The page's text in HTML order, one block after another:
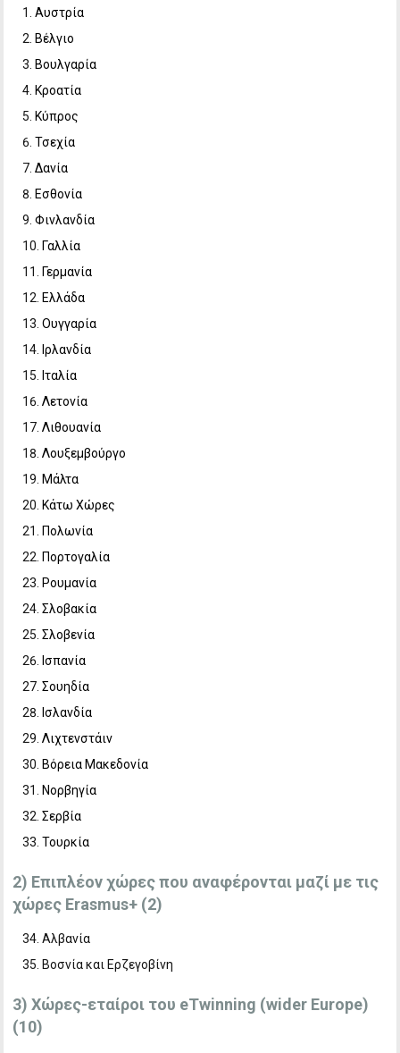
Αυστρία
Βέλγιο
Βουλγαρία
Κροατία
Κύπρος
Τσεχία
Δανία
Εσθονία
Φινλανδία
Γαλλία
Γερμανία
Ελλάδα
Ουγγαρία
Ιρλανδία
Ιταλία
Λετονία
Λιθουανία
Λουξεμβούργο
Μάλτα
Κάτω Χώρες
Πολωνία
Πορτογαλία
Ρουμανία
Σλοβακία
Σλοβενία
Ισπανία
Σουηδία
Ισλανδία
Λιχτενστάιν
Βόρεια Μακεδονία
Νορβηγία
Σερβία
Τουρκία
2) Επιπλέον χώρες που αναφέρονται μαζί με τις
χώρες Erasmus+ (2)
Αλβανία
Βοσνία και Ερζεγοβίνη
3) Χώρες-εταίροι του eTwinning (wider Europe)
(10)